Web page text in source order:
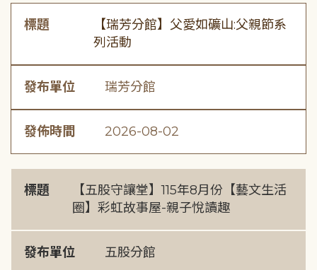
標題
【瑞芳分館】父愛如礦山:父親節系
列活動
發布單位 瑞芳分館
發佈時間 2026-08-02
標題
【五股守讓堂】115年8月份【藝文生活
圈】彩虹故事屋-親子悅讀趣
發布單位 五股分館